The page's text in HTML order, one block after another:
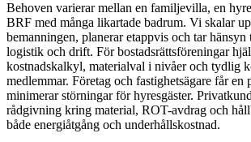
Behoven varierar mellan en familjevilla, en
BRF med många likartade badrum. Vi skalar
bemanningen, planerar etappvis och tar
logistik och drift. För bostadsrättsföreningar
kostnadskalkyl, materialval i nivåer och tydlig
medlemmar. Företag och fastighetsägare får en
minimerar störningar för hyresgäster.
rådgivning kring material, ROT-avdrag och
både energiåtgång och underhållskostnad.